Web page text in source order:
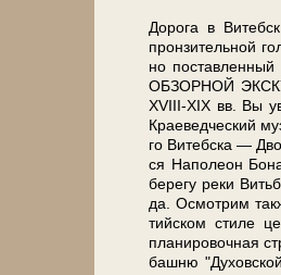
До­ро­га в
пронзительной
но
ОБЗОРНОЙ
ХVIII-XIX вв. Вы
Кра­е­вед­че­ский
го Ви­теб­ска —
ся На­по­ле­он
бе­ре­гу ре­ки
да. Осмотрим
тий­ском сти­ле
планировочная
баш­ню